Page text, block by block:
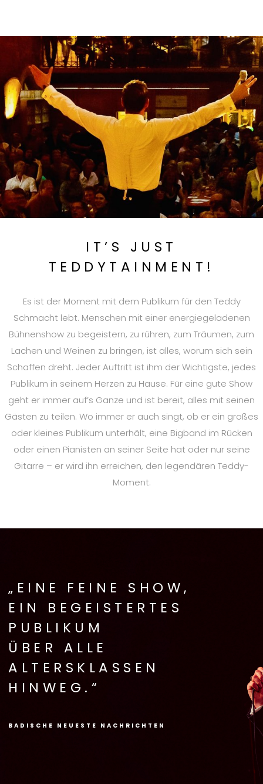
IT’S JUST
TEDDYTAINMENT!
Es ist der Moment mit dem Publikum für den Teddy
Schmacht lebt. Menschen mit einer energiegeladenen
Bühnenshow zu begeistern, zu rühren, zum Träumen, zum
Lachen und Weinen zu bringen, ist alles, worum sich sein
Schaffen dreht. Jeder Auftritt ist ihm der Wichtigste, jedes
Publikum in seinem Herzen zu Hause. Für eine gute Show
geht er immer auf’s Ganze und ist bereit, alles mit seinen
Gästen zu teilen. Wo immer er auch singt, ob er ein großes
oder kleines Publikum unterhält, eine Bigband im Rücken
oder einen Pianisten an seiner Seite hat oder nur seine
Gitarre – er wird ihn erreichen, den legendären Teddy-
Moment.
„EINE FEINE SHOW,
EIN BEGEISTERTES
PUBLIKUM
ÜBER ALLE
ALTERSKLASSEN
HINWEG.“
BADISCHE NEUESTE NACHRICHTEN